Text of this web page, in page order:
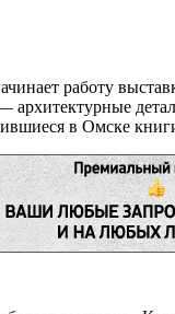
работу
архитектурные
в Омске